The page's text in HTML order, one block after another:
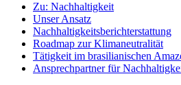
Zu: Nachhaltigkeit
Unser Ansatz
Nachhaltigkeitsberichterstattung
Roadmap zur Klimaneutralität
Tätigkeit im brasilianischen
Ansprechpartner für